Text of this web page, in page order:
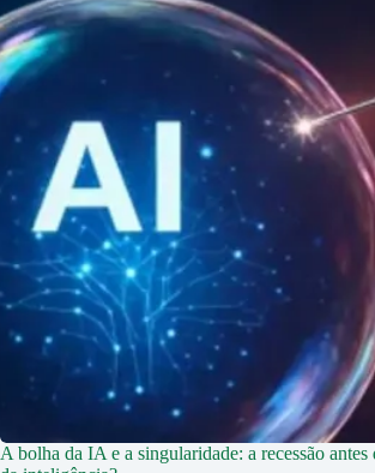
A bolha da IA e a singularidade: a recessão antes